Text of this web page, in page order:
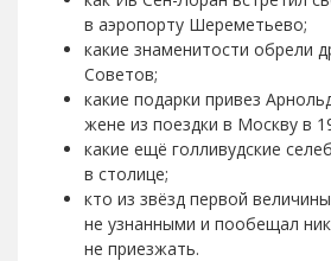
в аэропорту Шереметьево;
какие знаменитости обрели
Советов;
какие подарки привез
жене из поездки в Москву в
какие ещё голливудские
в столице;
кто из звёзд первой
не узнанными и пообещал
не приезжать.